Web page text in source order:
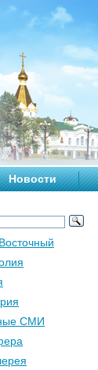
Новости
СМИ